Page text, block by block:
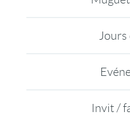
Jours
Invit /